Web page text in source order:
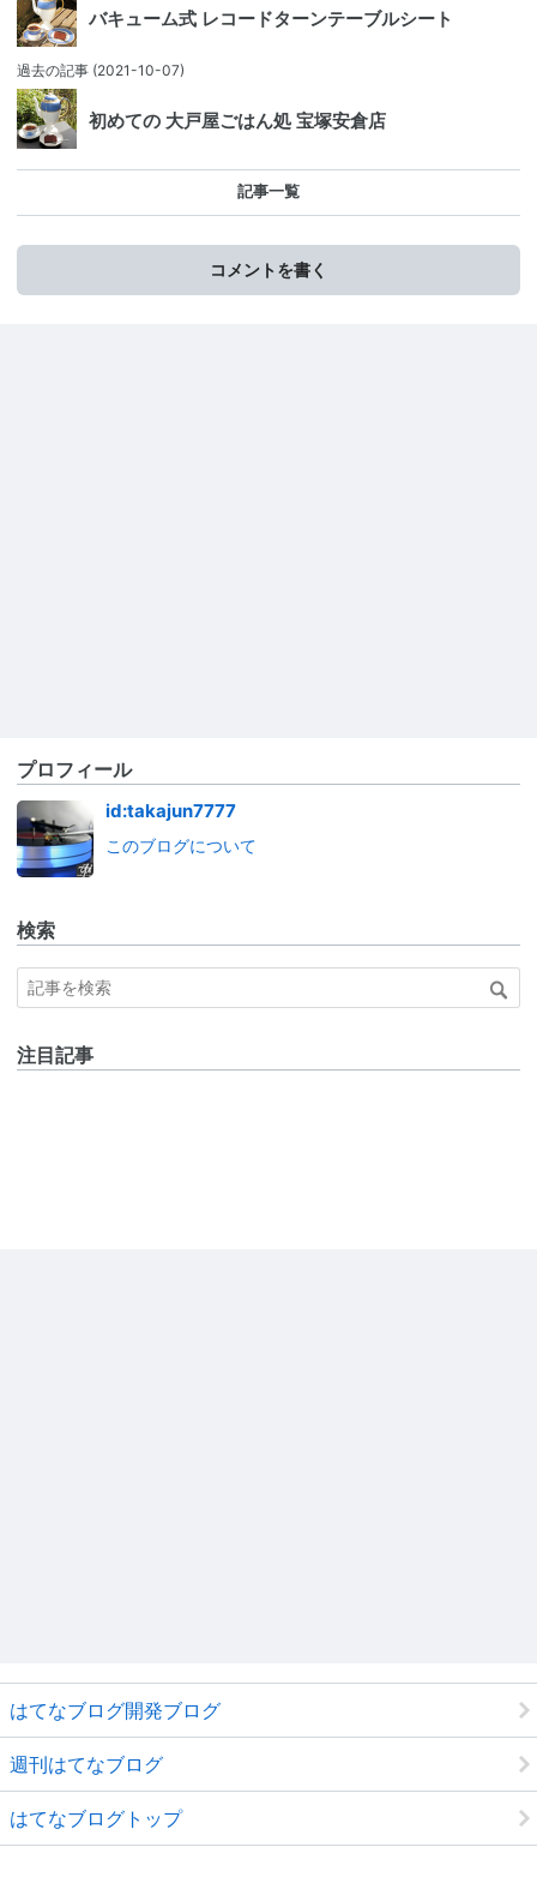
バキューム式 レコードターンテーブルシート
過去の記事 (2021-10-07)
初めての 大戸屋ごはん処 宝塚安倉店
記事一覧
コメントを書く
プロフィール
id:takajun7777
このブログについて
検索
注目記事
はてなブログ開発ブログ
週刊はてなブログ
はてなブログトップ